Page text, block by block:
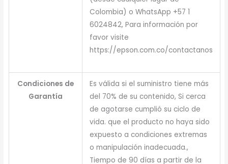
Colombia) o WhatsApp +57 1
6024842, Para información por
favor visite
https://epson.com.co/contactanos
Condiciones de
Garantía
Es válida si el suministro tiene más
del 70% de su contenido, Si cerca
de agotarse cumplió su ciclo de
vida. que el producto no haya sido
expuesto a condiciones extremas
o manipulación inadecuada.,
Tiempo de 90 días a partir de la